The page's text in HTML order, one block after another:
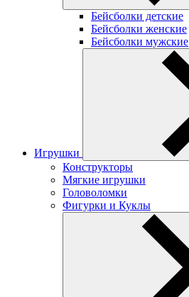
Бейсболки детские
Бейсболки женские
Бейсболки мужские
Игрушки
Конструкторы
Мягкие игрушки
Головоломки
Фигурки и Куклы